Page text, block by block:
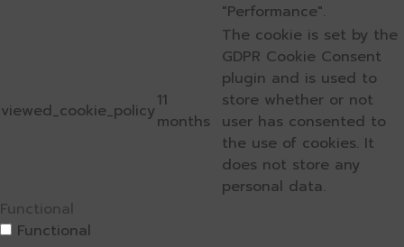
"Performance".
viewed_cookie_policy11
months
The cookie is set by the
GDPR Cookie Consent
plugin and is used to
store whether or not
user has consented to
the use of cookies. It
does not store any
personal data.
Functional
Functional